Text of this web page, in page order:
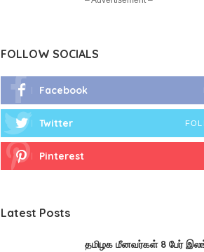
FOLLOW SOCIALS
Facebook
Twitter
Pinterest
Latest Posts
தமிழக மீனவர்கள் 8 பேர்